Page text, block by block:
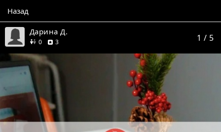
Назад
Дарина Д.
0друзей
3отзыва 1 / 5